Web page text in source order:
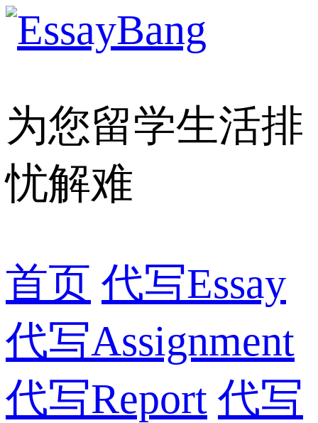
为您留学生活排
忧解难
首页 代写Essay
代写Assignment
代写Report 代写